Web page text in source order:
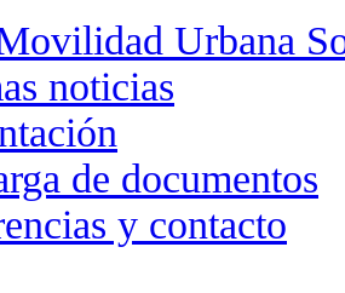
Urbana
noticias
de documentos
y contacto